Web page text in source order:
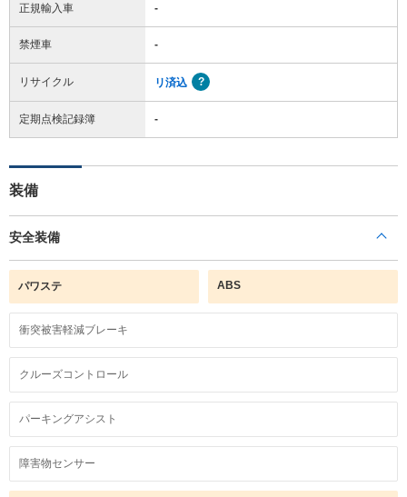
正規輸入車 -
禁煙車 -
リサイクル リ済込
定期点検記録簿 -
装備
安全装備
パワステ ABS
衝突被害軽減ブレーキ
クルーズコントロール
パーキングアシスト
障害物センサー